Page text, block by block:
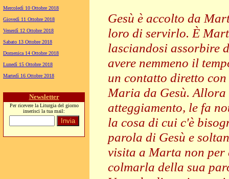
Mercoledì 10 Ottobre 2018
Giovedì 11 Ottobre 2018
Venerdì 12 Ottobre 2018
Sabato 13 Ottobre 2018
Domenica 14 Ottobre 2018
Lunedì 15 Ottobre 2018
Martedì 16 Ottobre 2018
Newsletter
Per ricevere la Liturgia del giorno
inserisci la tua mail:
Gesù è accolto da
loro di servirlo. È
lasciandosi assorbire
avere nemmeno il
un contatto diretto
Maria da Gesù. Allora
atteggiamento, le fa
la cosa di cui c'è
parola di Gesù e
visita a Marta non per
colmarla della sua